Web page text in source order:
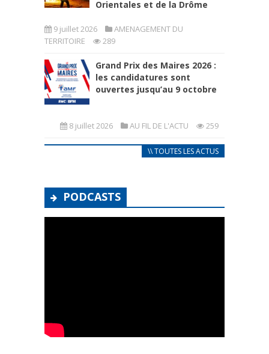
Orientales et de la Drôme
9 juillet 2026
AMENAGEMENT DU
TERRITOIRE
289
Grand Prix des Maires 2026 :
les candidatures sont
ouvertes jusqu’au 9 octobre
8 juillet 2026 AU FIL DE L'ACTU 259
\\ TOUTES LES ACTUS
PODCASTS